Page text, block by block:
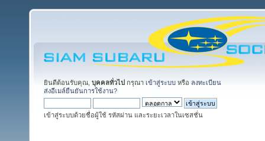
ยินดีต้อนรับคุณ, บุคคลทั่วไป กรุณา เข้าสู่ระบบ หรือ ลงทะเบียน
ส่งอีเมล์ยืนยันการใช้งาน?
เข้าสู่ระบบด้วยชื่อผู้ใช้ รหัสผ่าน และระยะเวลาในเซสชั่น